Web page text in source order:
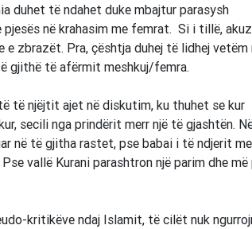
duhet të ndahet duke mbajtur parasysh
në krahasim me femrat. Si i tillë,
zbrazët. Pra, çështja duhej të lidhej vetëm
gjithë të afërmit meshkuj/femra.
të njëjtit ajet në diskutim, ku thuhet se kur
secili nga prindërit merr një të gjashtën.
në të gjitha rastet, pse babai i të ndjerit
vallë Kurani parashtron një parim dhe më
kritikëve ndaj Islamit, të cilët nuk